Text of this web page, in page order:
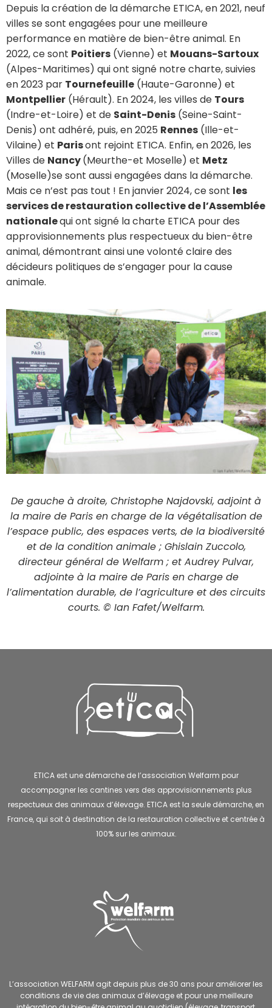
Depuis la création de la démarche ETICA, en 2021, neuf
villes se sont engagées pour une meilleure
performance en matière de bien-être animal. En
2022, ce sont Poitiers (Vienne) et Mouans-Sartoux
(Alpes-Maritimes) qui ont signé notre charte, suivies
en 2023 par Tournefeuille (Haute-Garonne) et
Montpellier (Hérault). En 2024, les villes de Tours
(Indre-et-Loire) et de Saint-Denis (Seine-Saint-
Denis) ont adhéré, puis, en 2025 Rennes (Ille-et-
Vilaine) et Parisont rejoint ETICA. Enfin, en 2026, les
Villes de Nancy(Meurthe-et Moselle) et Metz
(Moselle)se sont aussi engagées dans la démarche.
Mais ce n’est pas tout ! En janvier 2024, ce sont les
services de restauration collective de l’Assemblée
nationalequi ont signé la charte ETICA pour des
approvisionnements plus respectueux du bien-être
animal, démontrant ainsi une volonté claire des
décideurs politiques de s’engager pour la cause
animale.
De gauche à droite, Christophe Najdovski, adjoint à
la maire de Paris en charge de la végétalisation de
l’espace public, des espaces verts, de la biodiversité
et de la condition animale ; Ghislain Zuccolo,
directeur général de Welfarm ; et Audrey Pulvar,
adjointe à la maire de Paris en charge de
l’alimentation durable, de l’agriculture et des circuits
courts. © Ian Fafet/Welfarm.
ETICA est une démarche de l’association Welfarm pour
accompagner les cantines vers des approvisionnements plus
respectueux des animaux d’élevage. ETICA est la seule démarche, en
France, qui soit à destination de la restauration collective et centrée à
100% sur les animaux.
L’association WELFARM agit depuis plus de 30 ans pour améliorer les
conditions de vie des animaux d’élevage et pour une meilleure